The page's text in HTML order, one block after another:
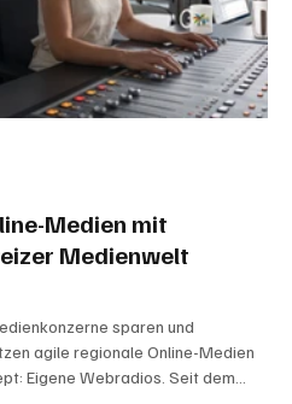
Medien mit
Medienwelt
sparen und
agile regionale Online-Medien
Eigene Webradios. Seit dem